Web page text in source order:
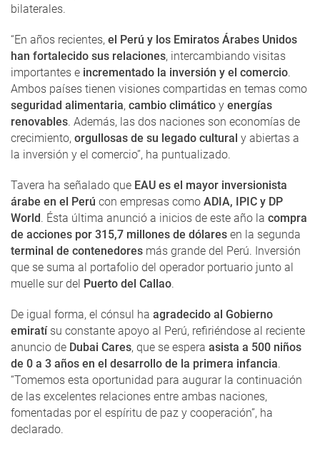
bilaterales.
“En años recientes, el Perú y los Emiratos Árabes Unidos
han fortalecido sus relaciones, intercambiando visitas
importantes e incrementado la inversión y el comercio.
Ambos países tienen visiones compartidas en temas como
seguridad alimentaria, cambio climático y energías
renovables. Además, las dos naciones son economías de
crecimiento, orgullosas de su legado cultural y abiertas a
la inversión y el comercio”, ha puntualizado.
Tavera ha señalado que EAU es el mayor inversionista
árabe en el Perú con empresas como ADIA, IPIC y DP
World. Ésta última anunció a inicios de este año la compra
de acciones por 315,7 millones de dólares en la segunda
terminal de contenedores más grande del Perú. Inversión
que se suma al portafolio del operador portuario junto al
muelle sur del Puerto del Callao.
De igual forma, el cónsul ha agradecido al Gobierno
emiratísu constante apoyo al Perú, refiriéndose al reciente
anuncio de Dubai Cares, que se espera asista a 500 niños
de 0 a 3 años en el desarrollo de la primera infancia.
“Tomemos esta oportunidad para augurar la continuación
de las excelentes relaciones entre ambas naciones,
fomentadas por el espíritu de paz y cooperación”, ha
declarado.